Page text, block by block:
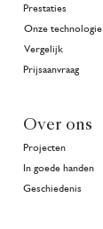
Prestaties
Onze technologie
Vergelijk
Prijsaanvraag
Over ons
Projecten
In goede handen
Geschiedenis